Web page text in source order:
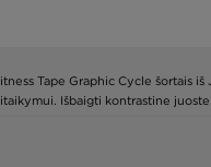
Tape Graphic Cycle
Išbaigti kontrastine